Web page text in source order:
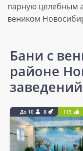
парную целебным
веником
Бани с
районе
заведений
До 10 8 119